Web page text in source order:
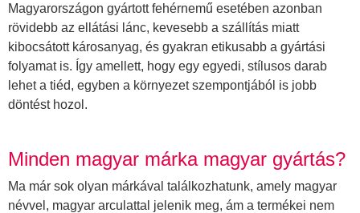
Magyarországon gyártott fehérnemű esetében azonban
rövidebb az ellátási lánc, kevesebb a szállítás miatt
kibocsátott károsanyag, és gyakran etikusabb a gyártási
folyamat is. Így amellett, hogy egy egyedi, stílusos darab
lehet a tiéd, egyben a környezet szempontjából is jobb
döntést hozol.
Minden magyar márka magyar gyártás?
Ma már sok olyan márkával találkozhatunk, amely magyar
névvel, magyar arculattal jelenik meg, ám a termékei nem